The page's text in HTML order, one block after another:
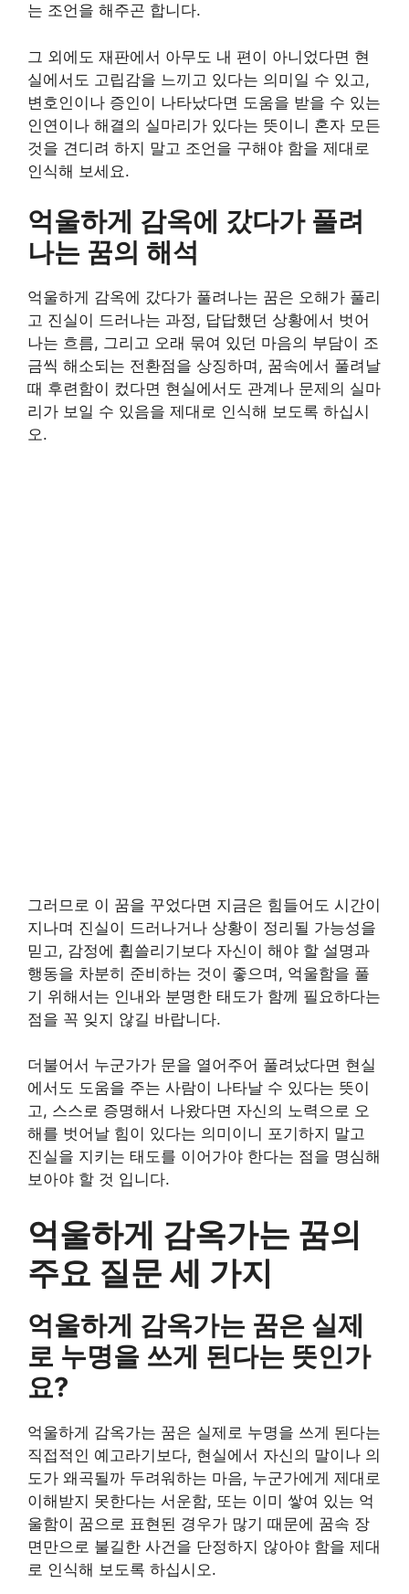
는 조언을 해주곤 합니다.
그 외에도 재판에서 아무도 내 편이 아니었다면 현
실에서도 고립감을 느끼고 있다는 의미일 수 있고,
변호인이나 증인이 나타났다면 도움을 받을 수 있는
인연이나 해결의 실마리가 있다는 뜻이니 혼자 모든
것을 견디려 하지 말고 조언을 구해야 함을 제대로
인식해 보세요.
억울하게 감옥에 갔다가 풀려
나는 꿈의 해석
억울하게 감옥에 갔다가 풀려나는 꿈은 오해가 풀리
고 진실이 드러나는 과정, 답답했던 상황에서 벗어
나는 흐름, 그리고 오래 묶여 있던 마음의 부담이 조
금씩 해소되는 전환점을 상징하며, 꿈속에서 풀려날
때 후련함이 컸다면 현실에서도 관계나 문제의 실마
리가 보일 수 있음을 제대로 인식해 보도록 하십시
오.
그러므로 이 꿈을 꾸었다면 지금은 힘들어도 시간이
지나며 진실이 드러나거나 상황이 정리될 가능성을
믿고, 감정에 휩쓸리기보다 자신이 해야 할 설명과
행동을 차분히 준비하는 것이 좋으며, 억울함을 풀
기 위해서는 인내와 분명한 태도가 함께 필요하다는
점을 꼭 잊지 않길 바랍니다.
더불어서 누군가가 문을 열어주어 풀려났다면 현실
에서도 도움을 주는 사람이 나타날 수 있다는 뜻이
고, 스스로 증명해서 나왔다면 자신의 노력으로 오
해를 벗어날 힘이 있다는 의미이니 포기하지 말고
진실을 지키는 태도를 이어가야 한다는 점을 명심해
보아야 할 것 입니다.
억울하게 감옥가는 꿈의
주요 질문 세 가지
억울하게 감옥가는 꿈은 실제
로 누명을 쓰게 된다는 뜻인가
요?
억울하게 감옥가는 꿈은 실제로 누명을 쓰게 된다는
직접적인 예고라기보다, 현실에서 자신의 말이나 의
도가 왜곡될까 두려워하는 마음, 누군가에게 제대로
이해받지 못한다는 서운함, 또는 이미 쌓여 있는 억
울함이 꿈으로 표현된 경우가 많기 때문에 꿈속 장
면만으로 불길한 사건을 단정하지 않아야 함을 제대
로 인식해 보도록 하십시오.